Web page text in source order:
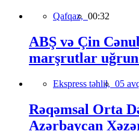
Qafqaz, 00:32
ABŞ və Çin
marşrutlar
Ekspress təhlil, 05
Rəqəmsal Orta
Azərbaycan